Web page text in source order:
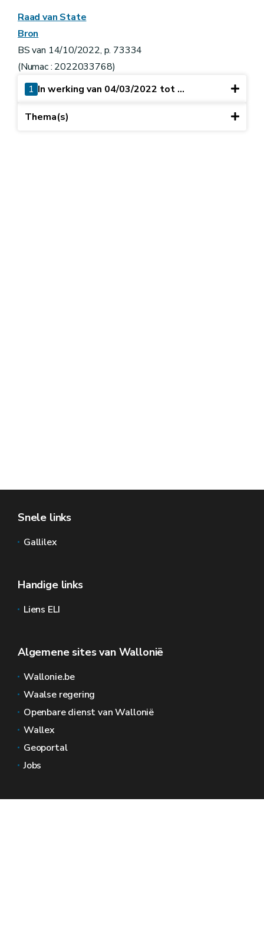
Raad van State
Bron
BS van 14/10/2022, p. 73334
(Numac : 2022033768)
1 In werking van 04/03/2022 tot ...
Thema(s)
Snele links
Gallilex
Handige links
Liens ELI
Algemene sites van Wallonië
Wallonie.be
Waalse regering
Openbare dienst van Wallonië
Wallex
Geoportal
Jobs